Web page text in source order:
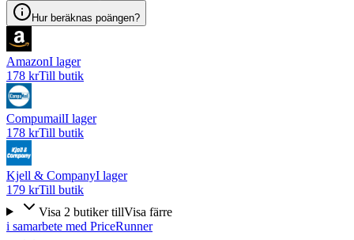
Hur beräknas poängen?
AmazonI lager
178 krTill butik
CompumailI lager
178 krTill butik
Kjell & CompanyI lager
179 krTill butik
Visa 2 butiker tillVisa färre
i samarbete med PriceRunner